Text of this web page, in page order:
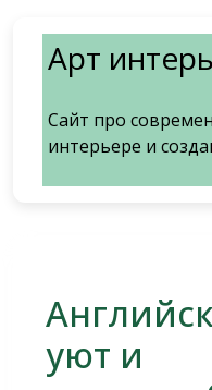
содержимому
Арт
Сайт про
интерьере и
уют и